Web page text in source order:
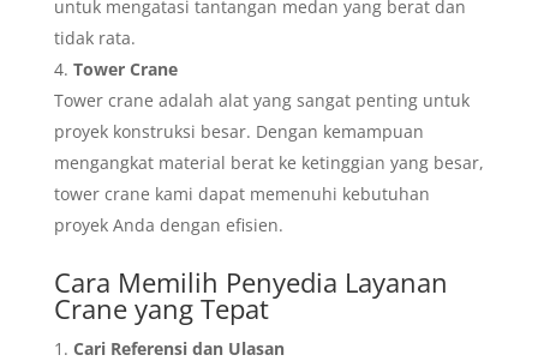
untuk mengatasi tantangan medan yang berat dan
tidak rata.
Tower Crane
Tower crane adalah alat yang sangat penting untuk
proyek konstruksi besar. Dengan kemampuan
mengangkat material berat ke ketinggian yang besar,
tower crane kami dapat memenuhi kebutuhan
proyek Anda dengan efisien.
Cara Memilih Penyedia Layanan
Crane yang Tepat
Cari Referensi dan Ulasan